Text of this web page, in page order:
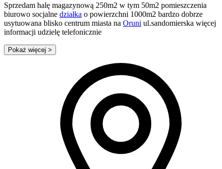
Sprzedam halę magazynową 250m2 w tym 50m2 pomieszczenia
biurowo socjalne działka o powierzchni 1000m2 bardzo dobrze
usytuowana blisko centrum miasta na Oruni ul.sandomierska więcej
informacji udzielę telefonicznie
Pokaż więcej >